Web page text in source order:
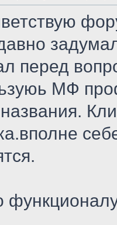
перед
МФ